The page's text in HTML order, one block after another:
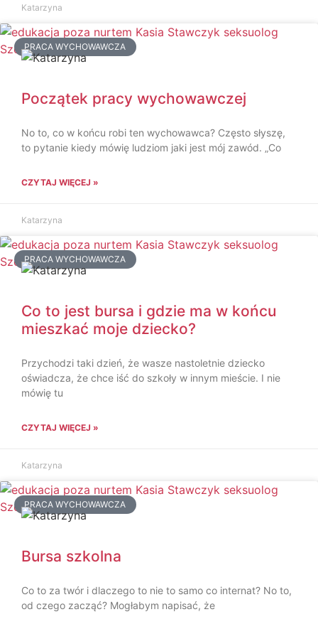
Katarzyna
PRACA WYCHOWAWCZA
Początek pracy wychowawczej
No to, co w końcu robi ten wychowawca? Często słyszę,
to pytanie kiedy mówię ludziom jaki jest mój zawód. „Co
CZYTAJ WIĘCEJ »
Katarzyna
PRACA WYCHOWAWCZA
Co to jest bursa i gdzie ma w końcu
mieszkać moje dziecko?
Przychodzi taki dzień, że wasze nastoletnie dziecko
oświadcza, że chce iść do szkoły w innym mieście. I nie
mówię tu
CZYTAJ WIĘCEJ »
Katarzyna
PRACA WYCHOWAWCZA
Bursa szkolna
Co to za twór i dlaczego to nie to samo co internat? No to,
od czego zacząć? Mogłabym napisać, że